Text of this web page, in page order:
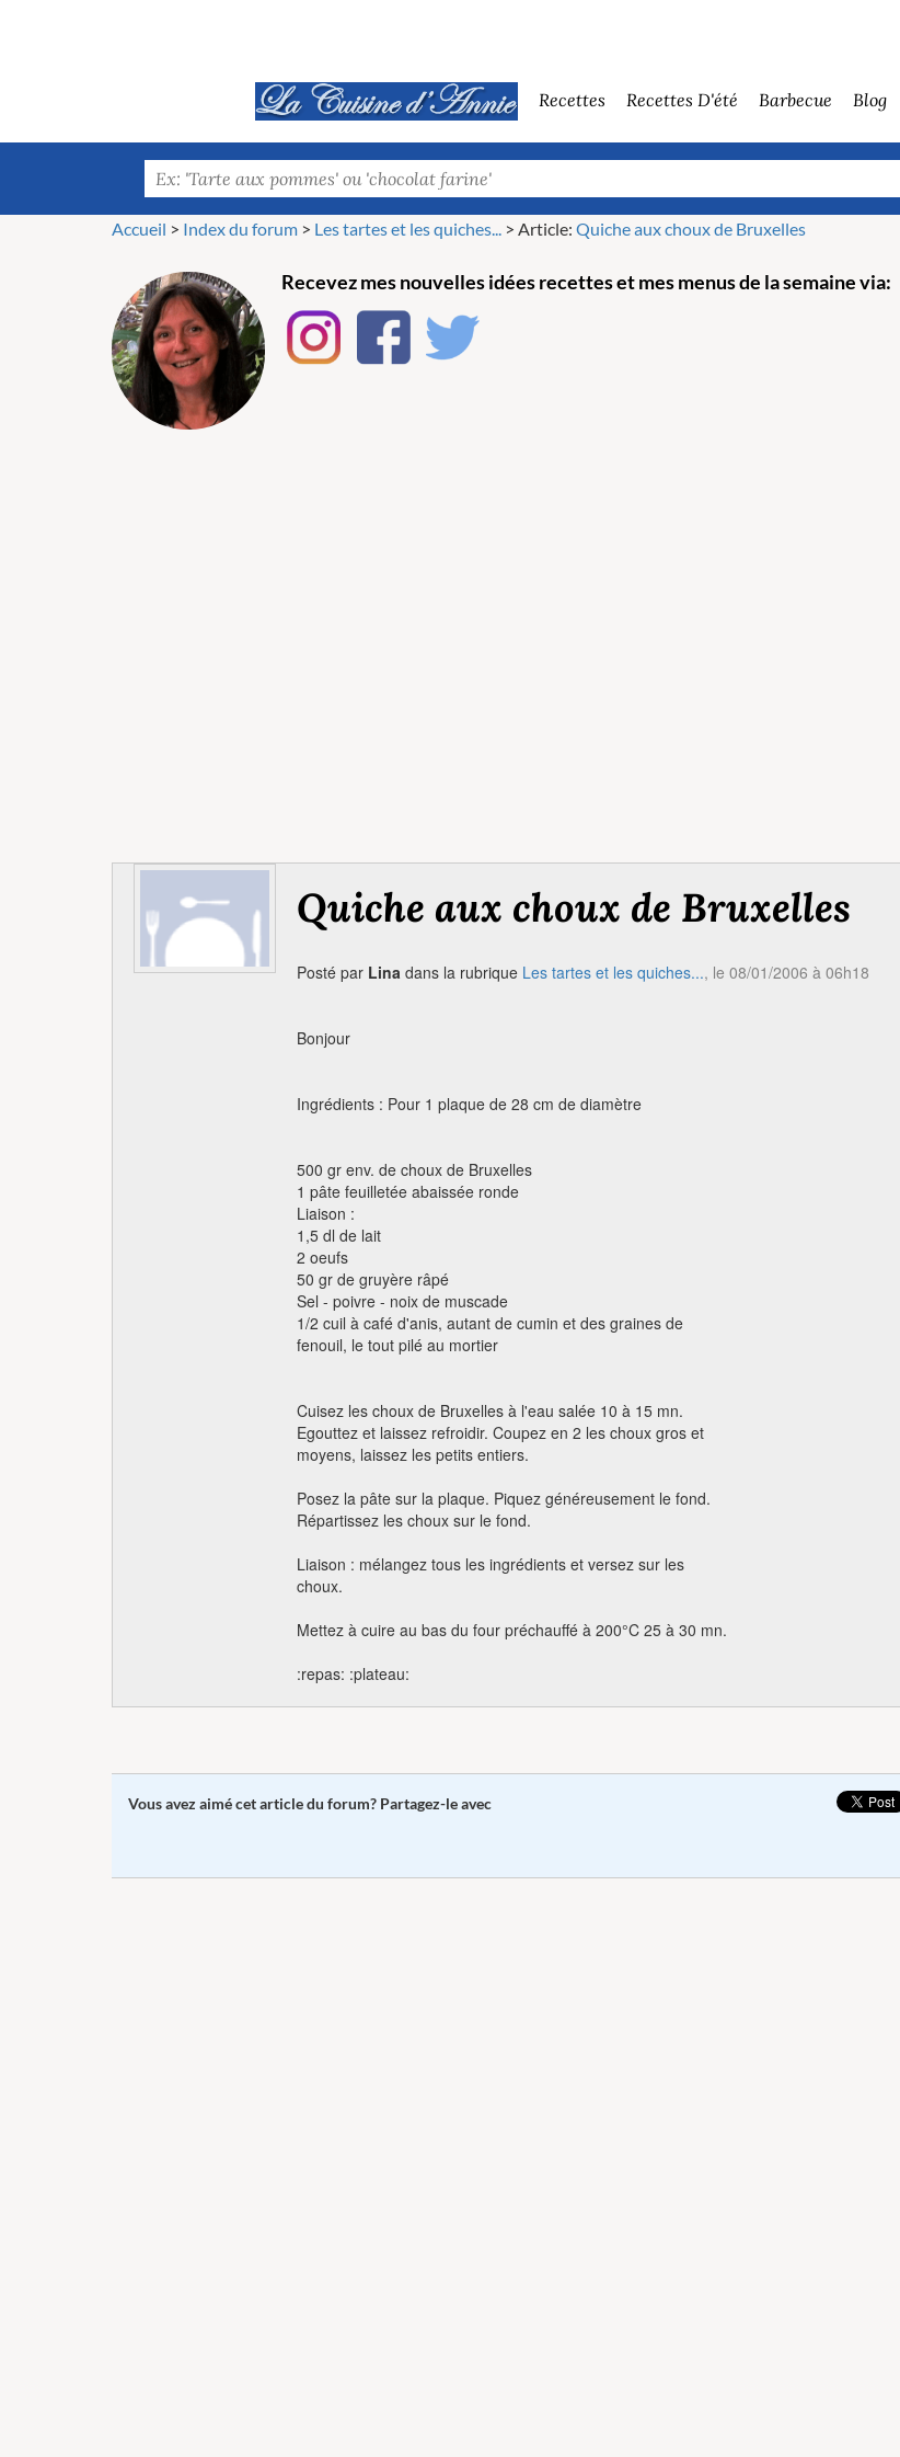
Recettes Recettes D'été Barbecue Blog
Accueil > Index du forum > Les tartes et les quiches... > Article: Quiche aux choux de Bruxelles
Recevez mes nouvelles idées recettes et mes menus de la semaine via:
Quiche aux choux de Bruxelles
Posté par Lina dans la rubrique Les tartes et les quiches..., le 08/01/2006 à 06h18
Bonjour
Ingrédients : Pour 1 plaque de 28 cm de diamètre
500 gr env. de choux de Bruxelles
1 pâte feuilletée abaissée ronde
Liaison :
1,5 dl de lait
2 oeufs
50 gr de gruyère râpé
Sel - poivre - noix de muscade
1/2 cuil à café d'anis, autant de cumin et des graines de
fenouil, le tout pilé au mortier
Cuisez les choux de Bruxelles à l'eau salée 10 à 15 mn.
Egouttez et laissez refroidir. Coupez en 2 les choux gros et
moyens, laissez les petits entiers.
Posez la pâte sur la plaque. Piquez généreusement le fond.
Répartissez les choux sur le fond.
Liaison : mélangez tous les ingrédients et versez sur les
choux.
Mettez à cuire au bas du four préchauffé à 200°C 25 à 30 mn.
:repas: :plateau:
Vous avez aimé cet article du forum? Partagez-le avec